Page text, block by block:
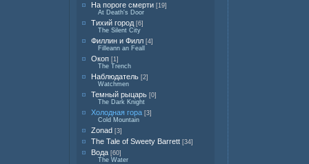
На пороге смерти [19]
At Death's Door
Тихий город [6]
The Silent City
Филлин и Филл [4]
Filleann an Feall
Окоп [1]
The Trench
Наблюдатель [2]
Watchmen
Темный рыцарь [0]
The Dark Knight
Холодная гора [3]
Cold Mountain
Zonad [3]
The Tale of Sweety Barrett [34]
Вода [60]
The Water